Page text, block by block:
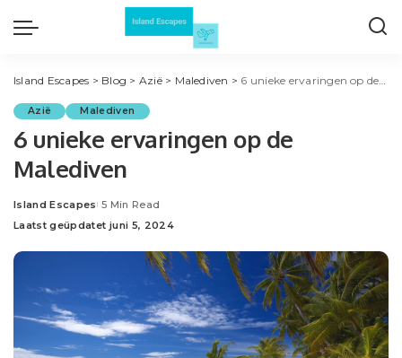
Island Escapes > Blog > Azië> Malediven > 6 unieke ervaringen op de Malediven
Azië Malediven
6 unieke ervaringen op de
Malediven
Posted
by
Island Escapes 5 Min Read
Laatst geüpdatet juni 5, 2024